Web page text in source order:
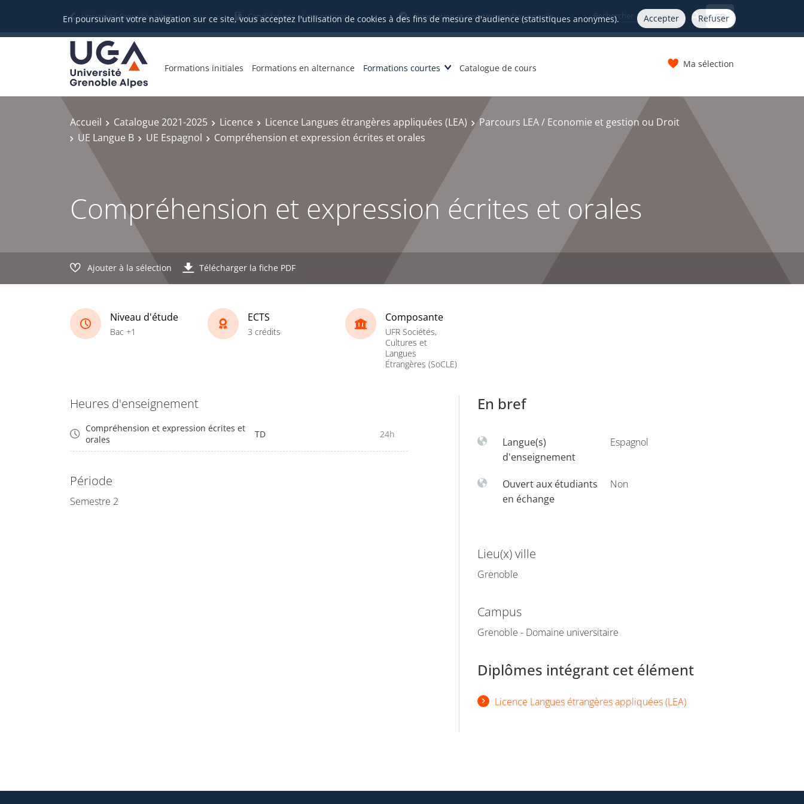
En poursuivant votre navigation sur ce site, vous acceptez l'utilisation de cookies à des fins de mesure d'audience (statistiques anonymes). Accepter Refuser
Université Grenoble Alpes Candidatures et inscriptions Orientation et insertion professionnelle FR
Formations initiales Formations en alternance Formations courtes Catalogue de cours Ma sélection
Accueil Catalogue 2021-2025 Licence Licence Langues étrangères appliquées (LEA)
Parcours LEA / Economie et gestion ou Droit
UE Langue B
UE Espagnol Compréhension et expression écrites et orales
Compréhension et expression écrites et orales
Ajouter à la sélection Télécharger la fiche PDF
Niveau d'étude
Bac +1
ECTS
3 crédits
Composante
UFR Sociétés,
Cultures et
Langues
Étrangères (SoCLE)
Heures d'enseignement
Compréhension et expression écrites et
orales
TD 24h
Période
Semestre 2
En bref
Langue(s)
d'enseignement
Espagnol
Ouvert aux étudiants
en échange
Non
Lieu(x) ville
Grenoble
Campus
Grenoble - Domaine universitaire
Diplômes intégrant cet élément
Licence Langues étrangères appliquées (LEA)